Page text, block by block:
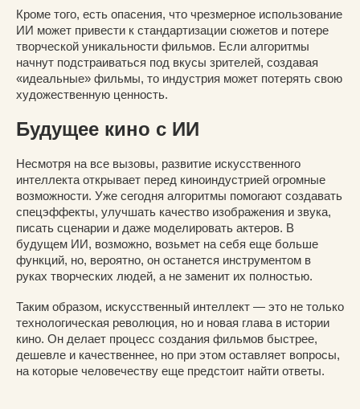
Кроме того, есть опасения, что чрезмерное использование
ИИ может привести к стандартизации сюжетов и потере
творческой уникальности фильмов. Если алгоритмы
начнут подстраиваться под вкусы зрителей, создавая
«идеальные» фильмы, то индустрия может потерять свою
художественную ценность.
Будущее кино с ИИ
Несмотря на все вызовы, развитие искусственного
интеллекта открывает перед киноиндустрией огромные
возможности. Уже сегодня алгоритмы помогают создавать
спецэффекты, улучшать качество изображения и звука,
писать сценарии и даже моделировать актеров. В
будущем ИИ, возможно, возьмет на себя еще больше
функций, но, вероятно, он останется инструментом в
руках творческих людей, а не заменит их полностью.
Таким образом, искусственный интеллект — это не только
технологическая революция, но и новая глава в истории
кино. Он делает процесс создания фильмов быстрее,
дешевле и качественнее, но при этом оставляет вопросы,
на которые человечеству еще предстоит найти ответы.